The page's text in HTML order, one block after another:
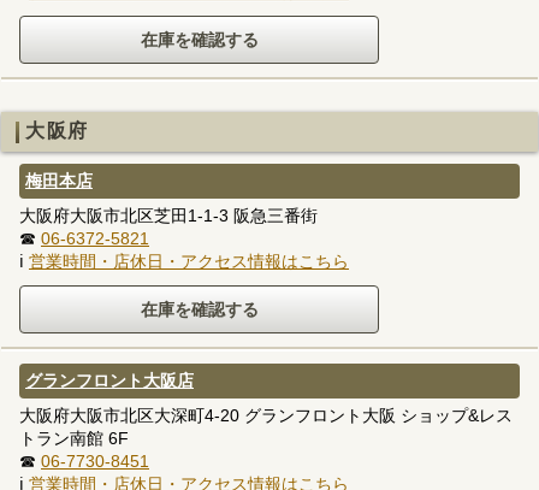
大阪府
梅田本店
大阪府大阪市北区芝田1-1-3 阪急三番街
☎ 06-6372-5821
ℹ 営業時間・店休日・アクセス情報はこちら
グランフロント大阪店
大阪府大阪市北区大深町4-20 グランフロント大阪 ショップ&レス
トラン南館 6F
☎ 06-7730-8451
ℹ 営業時間・店休日・アクセス情報はこちら